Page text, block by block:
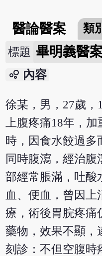
醫論醫案 類
標題 畢明義醫
bubble_chart 內容
徐某，男，27歲，
上腹疼痛18年，
時，因食水餃過多
同時腹瀉，經治腹
部經常脹滿，吐酸
血、便血，曾因
療，術後胃脘疼痛
藥物，效果不顯，
刻診：不但空腹時